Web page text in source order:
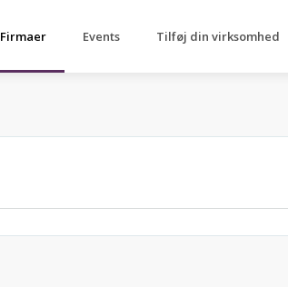
Firmaer Events Tilføj din virksomhed